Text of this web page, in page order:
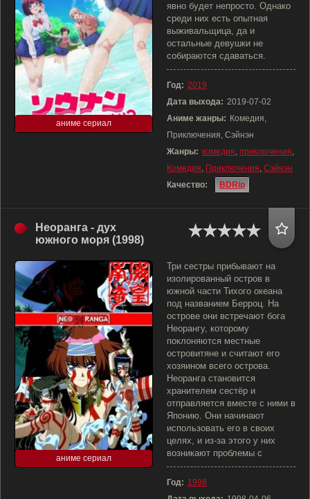
аниме сериал
явно будет непросто. Однако
среди них есть опытная
выживальщица, да и
остальные девушки не
собираются сдаваться.
Год: 2019
Дата выхода: 2019-07-02
Аниме жанры: Комедия,
Приключения, Сэйнэн
Жанры: комедия, приключения,
Комедия, Приключения, Сэйнэн
Качество:
BDRip
Неоранга - дух
южного моря (1998)
аниме сериал
Три сестры прибывают на
изолированный остров в
южной части Тихого океана
под названием Берроц. На
острове они встречают бога
Неорангу, которому
поклоняются местные
островитяне и считают его
хозяином всего острова.
Неоранга становится
хранителем сестёр и
отправляется вместе с ними в
Японию. Они начинают
использовать его в своих
целях, и из-за этого у них
возникают проблемы с
Год: 1998